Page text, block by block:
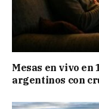
Mesas en vivo en
argentinos con